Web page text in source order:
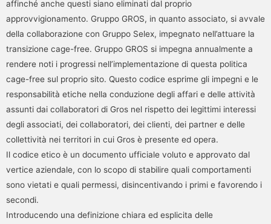
affinché anche questi siano eliminati dal proprio
approvvigionamento. Gruppo GROS, in quanto associato, si avvale
della collaborazione con Gruppo Selex, impegnato nell’attuare la
transizione cage-free. Gruppo GROS si impegna annualmente a
rendere noti i progressi nell’implementazione di questa politica
cage-free sul proprio sito. Questo codice esprime gli impegni e le
responsabilità etiche nella conduzione degli affari e delle attività
assunti dai collaboratori di Gros nel rispetto dei legittimi interessi
degli associati, dei collaboratori, dei clienti, dei partner e delle
collettività nei territori in cui Gros è presente ed opera.
Il codice etico è un documento ufficiale voluto e approvato dal
vertice aziendale, con lo scopo di stabilire quali comportamenti
sono vietati e quali permessi, disincentivando i primi e favorendo i
secondi.
Introducendo una definizione chiara ed esplicita delle